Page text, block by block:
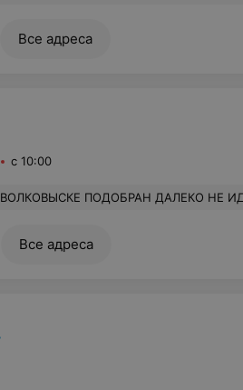
Все адреса
с 10:00
ПОДОБРАН ДАЛЕКО НЕ
Все адреса